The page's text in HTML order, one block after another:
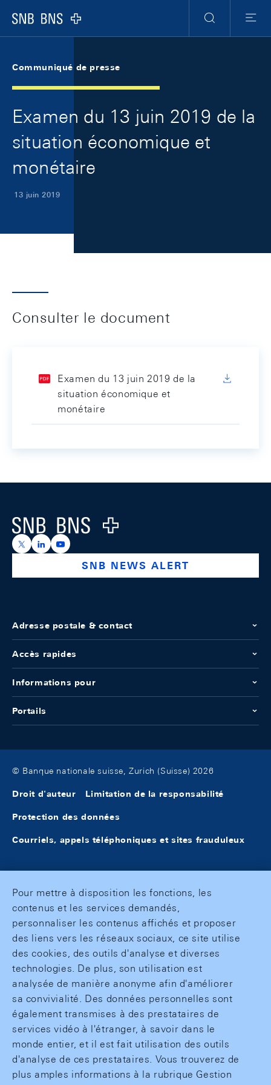
Logo
RechercheMenu
Communiqué de presse
Examen du 13 juin 2019 de la
situation économique et
monétaire
13 juin 2019
Consulter le document
Examen du 13 juin 2019 de la
situation économique et
monétaire
Logo
https://x.com/snb_bns
https://ch.linkedin.com/company/swiss-national-
https://www.youtube.com/@swissnationalbank
SNB NEWS ALERT
Adresse postale & contact
Accès rapides
Informations pour
Portails
© Banque nationale suisse, Zurich (Suisse) 2026
Droit d'auteur Limitation de la responsabilité
Protection des données
Courriels, appels téléphoniques et sites frauduleux
Pour mettre à disposition les fonctions, les
contenus et les services demandés,
personnaliser les contenus affichés et proposer
des liens vers les réseaux sociaux, ce site utilise
des cookies, des outils d'analyse et diverses
technologies. De plus, son utilisation est
analysée de manière anonyme afin d'améliorer
sa convivialité. Des données personnelles sont
également transmises à des prestataires de
services vidéo à l'étranger, à savoir dans le
monde entier, et il est fait utilisation des outils
d'analyse de ces prestataires. Vous trouverez de
plus amples informations à la rubrique Gestion